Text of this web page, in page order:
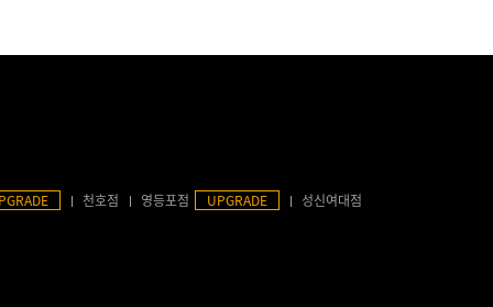
천호점 영등포점 UPGRADE 성신여대점